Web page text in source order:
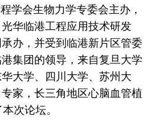
学会生物力学专委会主办，
华临港工程应用技术研发
办，并受到临港新片区管委
集团的领导，来自复旦大学
大学、四川大学、苏州大
家，长三角地区心脑血管植
次论坛。